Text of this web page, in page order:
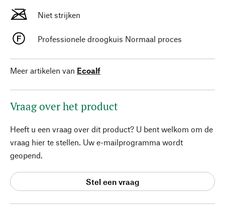
Niet strijken
Professionele droogkuis Normaal proces
Meer artikelen van Ecoalf
Vraag over het product
Heeft u een vraag over dit product? U bent welkom om de
vraag hier te stellen. Uw e-mailprogramma wordt
geopend.
Stel een vraag